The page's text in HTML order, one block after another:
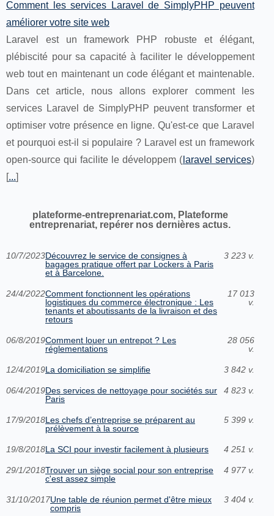
Comment les services Laravel de SimplyPHP peuvent
améliorer votre site web
Laravel est un framework PHP robuste et élégant,
plébiscité pour sa capacité à faciliter le développement
web tout en maintenant un code élégant et maintenable.
Dans cet article, nous allons explorer comment les
services Laravel de SimplyPHP peuvent transformer et
optimiser votre présence en ligne. Qu'est-ce que Laravel
et pourquoi est-il si populaire ? Laravel est un framework
open-source qui facilite le développem ( laravel services)
...
plateforme-entreprenariat.com, Plateforme
entreprenariat, repérer nos dernières actus.
10/7/2023Découvrez le service de consignes à
bagages pratique offert par Lockers à Paris
et à Barcelone.
3 223 v.
24/4/2022Comment fonctionnent les opérations
logistiques du commerce électronique : Les
tenants et aboutissants de la livraison et des
retours
17 013
v.
06/8/2019Comment louer un entrepot ? Les
réglementations
28 056
v.
12/4/2019La domiciliation se simplifie 3 842 v.
06/4/2019Des services de nettoyage pour sociétés sur
Paris
4 823 v.
17/9/2018Les chefs d’entreprise se préparent au
prélèvement à la source
5 399 v.
19/8/2018La SCI pour investir facilement à plusieurs 4 251 v.
29/1/2018Trouver un siège social pour son entreprise
c'est assez simple
4 977 v.
31/10/2017Une table de réunion permet d'être mieux
compris
3 404 v.